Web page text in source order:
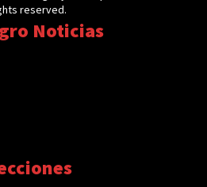
reserved.
Noticias